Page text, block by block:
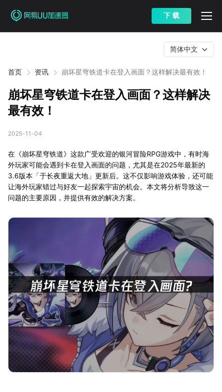
下 载
首页 资讯 崩坏星穹铁道卡在登入画面？这样解决最有效！
简体中文
崩坏星穹铁道卡在登入画面？这样解决
最有效！
2025-11-04
在《崩坏星穹铁道》这款广受欢迎的银河冒险RPG游戏中，有时海
外玩家可能会遇到卡在登入画面的问题，尤其是在2025年最新的
3.6版本「于长夜重返大地」更新后。这不仅影响游戏体验，还可能
让海外玩家错过与好友一起探索宇宙的机会。本文将分析导致这一
问题的主要原因，并提供有效的解决方案。